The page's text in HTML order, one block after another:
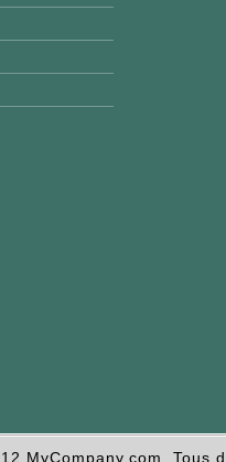
MyCompany.com. Tous